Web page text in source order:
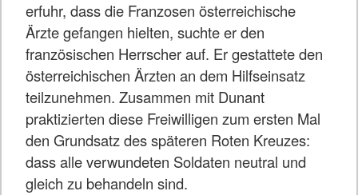
erfuhr, dass die Franzosen österreichische
Ärzte gefangen hielten, suchte er den
französischen Herrscher auf. Er gestattete den
österreichischen Ärzten an dem Hilfseinsatz
teilzunehmen. Zusammen mit Dunant
praktizierten diese Freiwilligen zum ersten Mal
den Grundsatz des späteren Roten Kreuzes:
dass alle verwundeten Soldaten neutral und
gleich zu behandeln sind.